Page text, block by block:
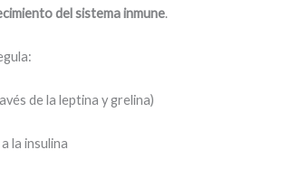
del sistema inmune.
de la leptina y grelina)
la insulina